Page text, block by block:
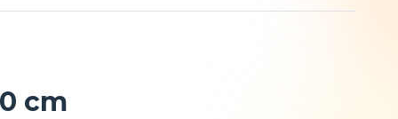
cm